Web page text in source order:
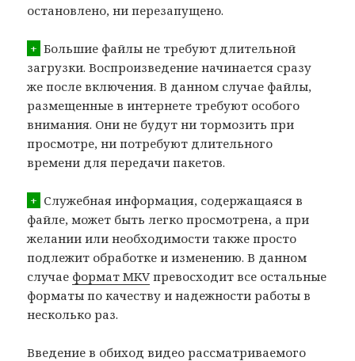
остановлено, ни перезапущено.
+ Большие файлы не требуют длительной
загрузки. Воспроизведение начинается сразу
же после включения. В данном случае файлы,
размещенные в интернете требуют особого
внимания. Они не будут ни тормозить при
просмотре, ни потребуют длительного
времени для передачи пакетов.
+ Служебная информация, содержащаяся в
файле, может быть легко просмотрена, а при
желании или необходимости также просто
подлежит обработке и изменению. В данном
случае формат MKV превосходит все остальные
форматы по качеству и надежности работы в
несколько раз.
Введение в обиход видео рассматриваемого